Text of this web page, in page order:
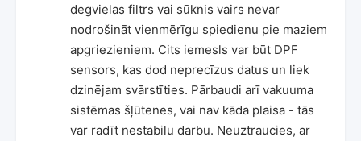
degvielas filtrs vai sūknis vairs nevar
nodrošināt vienmērīgu spiedienu pie maziem
apgriezieniem. Cits iemesls var būt DPF
sensors, kas dod neprecīzus datus un liek
dzinējam svārstīties. Pārbaudi arī vakuuma
sistēmas šļūtenes, vai nav kāda plaisa - tās
var radīt nestabilu darbu. Neuztraucies, ar